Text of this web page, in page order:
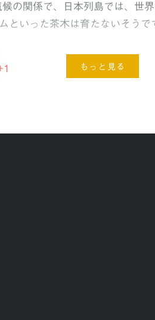
候の関係で、日本列島では、世
といった茶木は育たないそう
もっと見る